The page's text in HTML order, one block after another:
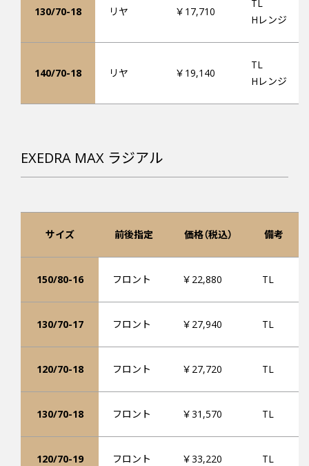
130/70-18 リヤ ￥17,710
TL
Hレンジ
140/70-18 リヤ ￥19,140
TL
Hレンジ
EXEDRA MAX ラジアル
サイズ 前後指定 価格（税込） 備考
150/80-16 フロント ￥22,880 TL
130/70-17 フロント ￥27,940 TL
120/70-18 フロント ￥27,720 TL
130/70-18 フロント ￥31,570 TL
120/70-19 フロント ￥33,220 TL